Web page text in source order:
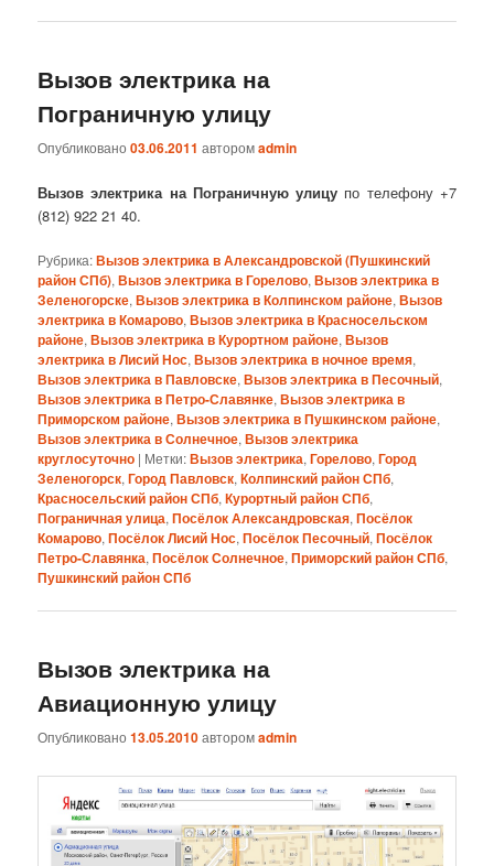
Вызов электрика на
Пограничную улицу
Опубликовано03.06.2011 авторомadmin
Вызов электрика на Пограничную улицу по телефону +7
(812) 922 21 40.
Рубрика:Вызов электрика в Александровской (Пушкинский
район СПб),Вызов электрика в Горелово,Вызов электрика в
Зеленогорске,Вызов электрика в Колпинском районе,Вызов
электрика в Комарово,Вызов электрика в Красносельском
районе,Вызов электрика в Курортном районе,Вызов
электрика в Лисий Нос,Вызов электрика в ночное время,
Вызов электрика в Павловске,Вызов электрика в Песочный,
Вызов электрика в Петро-Славянке,Вызов электрика в
Приморском районе,Вызов электрика в Пушкинском районе,
Вызов электрика в Солнечное,Вызов электрика
круглосуточно | Метки:Вызов электрика,Горелово,Город
Зеленогорск,Город Павловск,Колпинский район СПб,
Красносельский район СПб,Курортный район СПб,
Пограничная улица,Посёлок Александровская,Посёлок
Комарово,Посёлок Лисий Нос,Посёлок Песочный,Посёлок
Петро-Славянка,Посёлок Солнечное,Приморский район СПб,
Пушкинский район СПб
Вызов электрика на
Авиационную улицу
Опубликовано13.05.2010авторомadmin